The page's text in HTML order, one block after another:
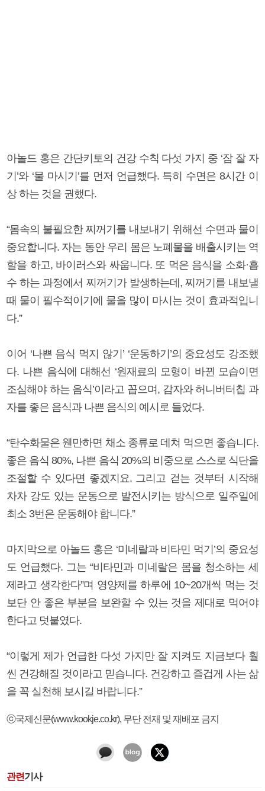
아놀드 홍은 간단키토의 건강 수칙 다섯 가지 중 ‘잠 잘 자
기’와 ‘물 마시기’를 먼저 언급했다. 특히 수면은 8시간 이
상 하는 것을 권했다.
“몸속의 불필요한 찌꺼기를 내보내기 위해선 수면과 물이
중요합니다. 자는 동안 우리 몸은 노폐물을 배출시키는 역
할을 하고, 바이러스와 싸웁니다. 또 먹은 음식을 소화·흡
수 하는 과정에서 찌꺼기가 발생하는데, 찌꺼기를 내보낼
때 물이 필수적이기에 물을 많이 마시는 것이 효과적입니
다.”
이어 ‘나쁜 음식 먹지 않기’ ‘운동하기’의 중요성도 강조했
다. 나쁜 음식에 대해선 ‘원재료의 모형이 바뀐 모습이면
조심해야 하는 음식’이라고 꼽으며, 감자와 허니버터칩 과
자를 좋은 음식과 나쁜 음식의 예시로 들었다.
“탄수화물은 웬만하면 채소 종류로 데쳐 먹으면 좋습니다.
좋은 음식 80%, 나쁜 음식 20%의 비중으로 스스로 식단을
조절할 수 있다면 좋겠지요. 그리고 걷는 것부터 시작해
차차 강도 있는 운동으로 발전시키는 방식으로 일주일에
최소 3번은 운동해야 합니다.”
마지막으로 아놀드 홍은 ‘미네랄과 비타민 먹기’의 중요성
도 언급했다. 그는 “비타민과 미네랄은 몸을 청소하는 세
제라고 생각한다”며 영양제를 하루에 10~20개씩 먹는 것
보단 안 좋은 부분을 보완할 수 있는 것을 제대로 먹어야
한다고 덧붙였다.
“이렇게 제가 언급한 다섯 가지만 잘 지켜도 지금보다 훨
씬 건강해질 것이라고 믿습니다. 건강하고 즐겁게 사는 삶
을 꼭 실천해 보시길 바랍니다.”
ⓒ국제신문(www.kookje.co.kr), 무단 전재 및 재배포 금지
관련기사